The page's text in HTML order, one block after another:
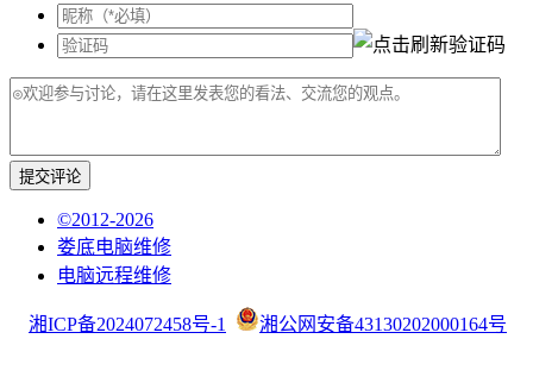
提交评论
©2012-2026
娄底电脑维修
电脑远程维修
湘ICP备2024072458号-1 湘公网安备43130202000164号